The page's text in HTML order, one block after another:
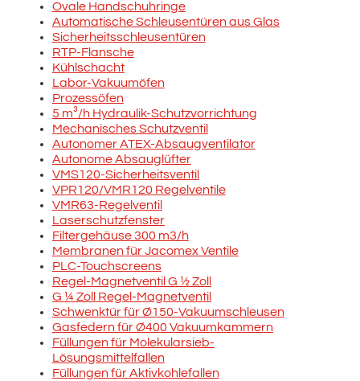
Ovale Handschuhringe
Automatische Schleusentüren aus Glas
Sicherheitsschleusentüren
RTP-Flansche
Kühlschacht
Labor-Vakuumöfen
Prozessöfen
5 m³/h Hydraulik-Schutzvorrichtung
Mechanisches Schutzventil
Autonomer ATEX-Absaugventilator
Autonome Absauglüfter
VMS120-Sicherheitsventil
VPR120/VMR120 Regelventile
VMR63-Regelventil
Laserschutzfenster
Filtergehäuse 300 m3/h
Membranen für Jacomex Ventile
PLC-Touchscreens
Regel-Magnetventil G ½ Zoll
G ¼ Zoll Regel-Magnetventil
Schwenktür für Ø150-Vakuumschleusen
Gasfedern für Ø400 Vakuumkammern
Füllungen für Molekularsieb-
Lösungsmittelfallen
Füllungen für Aktivkohlefallen